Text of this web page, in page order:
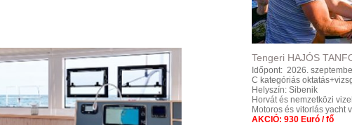
Tengeri HAJÓS
Időpont: 2026.
C kategóriás
Helyszín: Sibenik
Horvát és nemzetközi
Motoros és vitorlás yacht
AKCIÓ: 930 Euró / fő